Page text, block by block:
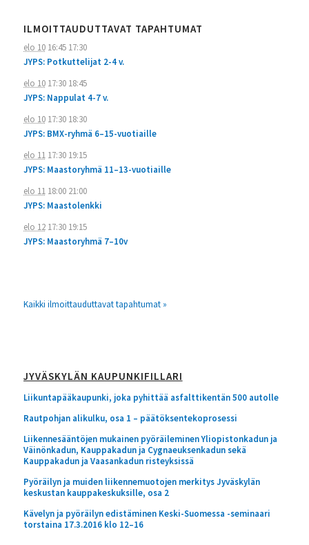
ILMOITTAUDUTTAVAT TAPAHTUMAT
elo 1016:45 17:30
JYPS: Potkuttelijat 2-4 v.
elo 1017:30 18:45
JYPS: Nappulat 4-7 v.
elo 1017:30 18:30
JYPS: BMX-ryhmä 6–15-vuotiaille
elo 1117:30 19:15
JYPS: Maastoryhmä 11–13-vuotiaille
elo 1118:00 21:00
JYPS: Maastolenkki
elo 1217:30 19:15
JYPS: Maastoryhmä 7–10v
Kaikki ilmoittauduttavat tapahtumat »
JYVÄSKYLÄN KAUPUNKIFILLARI
Liikuntapääkaupunki, joka pyhittää asfalttikentän 500 autolle
Rautpohjan alikulku, osa 1 – päätöksentekoprosessi
Liikennesääntöjen mukainen pyöräileminen Yliopistonkadun ja
Väinönkadun, Kauppakadun ja Cygnaeuksenkadun sekä
Kauppakadun ja Vaasankadun risteyksissä
Pyöräilyn ja muiden liikennemuotojen merkitys Jyväskylän
keskustan kauppakeskuksille, osa 2
Kävelyn ja pyöräilyn edistäminen Keski-Suomessa -seminaari
torstaina 17.3.2016 klo 12–16